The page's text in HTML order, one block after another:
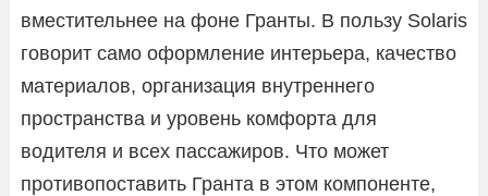
вместительнее на фоне Гранты. В пользу Solaris
говорит само оформление интерьера, качество
материалов, организация внутреннего
пространства и уровень комфорта для
водителя и всех пассажиров. Что может
противопоставить Гранта в этом компоненте,